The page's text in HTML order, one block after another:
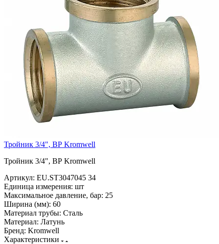
Тройник 3/4", ВР Kromwell
Тройник 3/4", ВР Kromwell
Артикул: EU.ST3047045 34
Единица измерения: шт
Максимальное давление, бар: 25
Ширина (мм): 60
Материал трубы: Сталь
Материал: Латунь
Бренд: Kromwell
Характеристики